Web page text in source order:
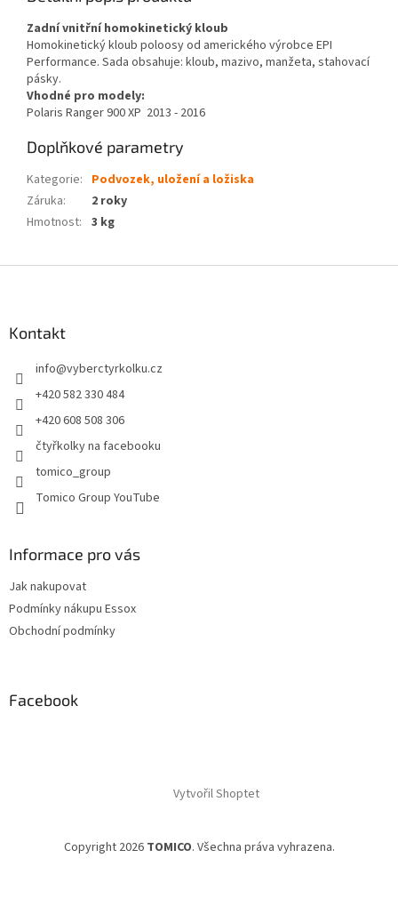
Zadní vnitřní homokinetický kloub
Homokinetický kloub poloosy od amerického výrobce EPI
Performance. Sada obsahuje: kloub, mazivo, manžeta, stahovací
pásky.
Vhodné pro modely:
Polaris Ranger 900 XP 2013 - 2016
Doplňkové parametry
Kategorie: Podvozek, uložení a ložiska
Záruka:
2 roky
Hmotnost: 3 kg
Kontakt
info@vyberctyrkolku.cz
+420 582 330 484
+420 608 508 306
čtyřkolky na facebooku
tomico_group
Tomico Group YouTube
Informace pro vás
Jak nakupovat
Podmínky nákupu Essox
Obchodní podmínky
Facebook
Vytvořil Shoptet
Copyright 2026 TOMICO. Všechna práva vyhrazena.